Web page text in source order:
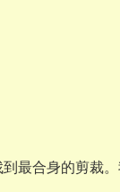
最合身的剪裁